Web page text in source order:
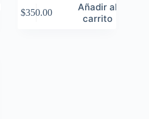
$350.00
Añadir al
carrito